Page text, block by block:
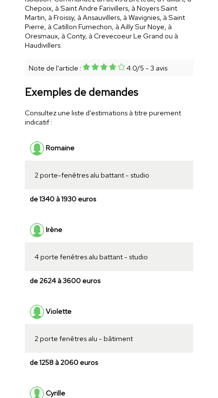
Chepoix, à Saint Andre Farivillers, à Noyers Saint
Martin, à Froissy, à Ansauvillers, à Wavignies, à Saint
Pierre, à Catillon Fumechon, à Ailly Sur Noye, à
Oresmaux, à Conty, à Crevecoeur Le Grand ou à
Haudivillers.
Note de l'article : 4.0/5 - 3 avis
Exemples de demandes
Consultez une liste d'estimations à titre purement
indicatif :
Romaine
2 porte-fenêtres alu battant - studio
de 1340 à 1930 euros
Irène
4 porte fenêtres alu battant - studio
de 2624 à 3600 euros
Violette
2 porte fenêtres alu - bâtiment
de 1258 à 2060 euros
Cyrille